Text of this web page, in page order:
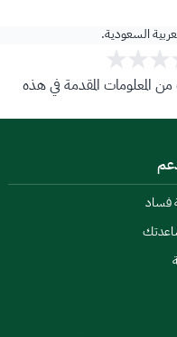
السعودية.
المعلومات المقدمة في هذه
فساد